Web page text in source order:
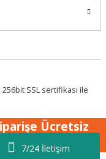
7/24 İletişim
256bit SSL sertifikası ile
Ücretsiz